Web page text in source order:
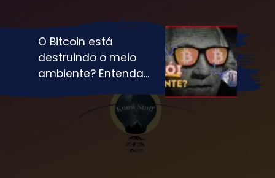
O Bitcoin está
destruindo o meio
ambiente? Entenda...